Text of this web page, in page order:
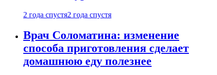
2 года спустя2 года спустя
Врач Соломатина: изменение
способа приготовления сделает
домашнюю еду полезнее